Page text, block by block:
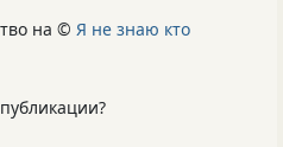
на © Я не знаю кто